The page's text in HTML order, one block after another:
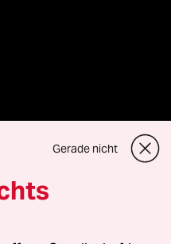
GmbH
Gerade nicht